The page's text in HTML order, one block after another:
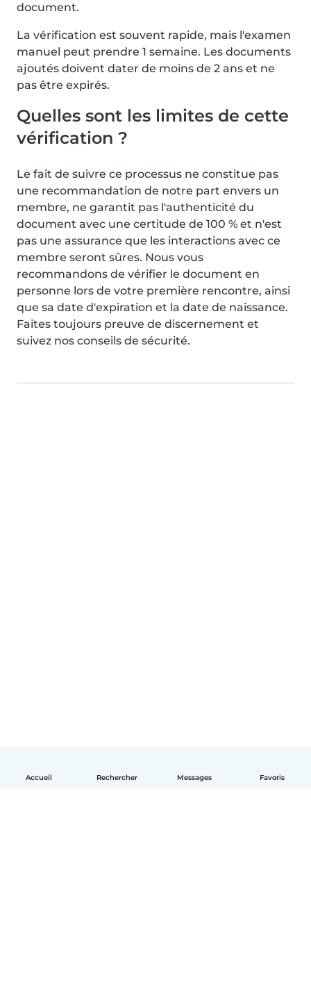
Accueil Rechercher Messages Favoris
document.
La vérification est souvent rapide, mais l'examen
manuel peut prendre 1 semaine. Les documents
ajoutés doivent dater de moins de 2 ans et ne
pas être expirés.
Quelles sont les limites de cette
vérification ?
Le fait de suivre ce processus ne constitue pas
une recommandation de notre part envers un
membre, ne garantit pas l'authenticité du
document avec une certitude de 100 % et n'est
pas une assurance que les interactions avec ce
membre seront sûres. Nous vous
recommandons de vérifier le document en
personne lors de votre première rencontre, ainsi
que sa date d'expiration et la date de naissance.
Faites toujours preuve de discernement et
suivez nos conseils de sécurité.